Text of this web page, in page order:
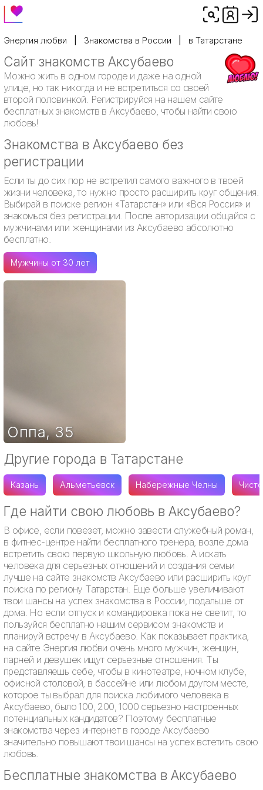
Энергия любви Знакомства в России в Татарстане
Сайт знакомств Аксубаево
Можно жить в одном городе и даже на одной
улице, но так никогда и не встретиться со своей
второй половинкой. Регистрируйся на нашем сайте
бесплатных знакомств в Аксубаево, чтобы найти свою
любовь!
Знакомства в Аксубаево без
регистрации
Если ты до сих пор не встретил самого важного в твоей
жизни человека, то нужно просто расширить круг общения.
Выбирай в поиске регион «Татарстан» или «Вся Россия» и
знакомься без регистрации. После авторизации общайся с
мужчинами или женщинами из Аксубаево абсолютно
бесплатно.
Мужчины от 30 лет
Оппа,35
Другие города в Татарстане
Казань Альметьевск Набережные Челны
Где найти свою любовь в Аксубаево?
В офисе, если повезет, можно завести служебный роман,
в фитнес-центре найти бесплатного тренера, возле дома
встретить свою первую школьную любовь. А искать
человека для серьезных отношений и создания семьи
лучше на сайте знакомств Аксубаево или расширить круг
поиска по региону Татарстан. Еще больше увеличивают
твои шансы на успех знакомства в России, подальше от
дома. Но если отпуск и командировка пока не светит, то
пользуйся бесплатно нашим сервисом знакомств и
планируй встречу в Аксубаево. Как показывает практика,
на сайте Энергия любви очень много мужчин, женщин,
парней и девушек ищут серьезные отношения. Ты
представляешь себе, чтобы в кинотеатре, ночном клубе,
офисной столовой, в бассейне или любом другом месте,
которое ты выбрал для поиска любимого человека в
Аксубаево, было 100, 200, 1000 серьезно настроенных
потенциальных кандидатов? Поэтому бесплатные
знакомства через интернет в городе Аксубаево
значительно повышают твои шансы на успех встетить свою
любовь.
Бесплатные знакомства в Аксубаево